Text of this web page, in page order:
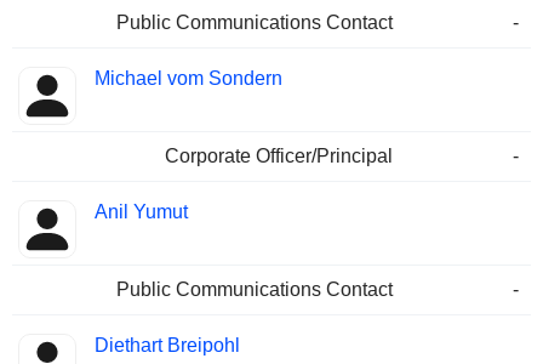
Public Communications Contact -
Michael vom Sondern
Corporate Officer/Principal -
Anil Yumut
Public Communications Contact -
Diethart Breipohl